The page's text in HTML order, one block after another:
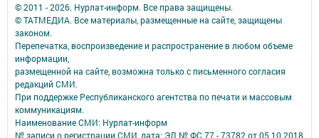
© 2011 - 2026. Нурлат-⁠информ. Все права защищены.
© ТАТМЕДИА. Все материалы, размещенные на сайте, защищены
законом.
Перепечатка, воспроизведение и распространение в любом объеме
информации,
размещенной на сайте, возможна только с письменного согласия
редакций СМИ.
При поддержке Республиканского агентства по печати и массовым
коммуникациям.
Наименование СМИ: Нурлат-⁠информ
№ записи о регистрации СМИ, дата: ЭЛ № ФС 77 -⁠ 73782 от 05.10.2018